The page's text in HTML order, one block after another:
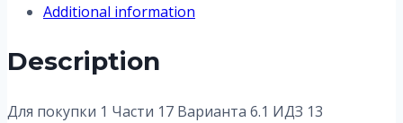
Additional information
Description
Для покупки 1 Части 17 Варианта 6.1 ИДЗ 13